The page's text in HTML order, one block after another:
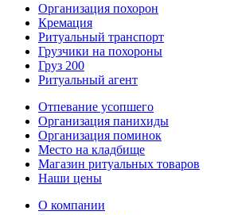
Организация похорон
Кремация
Ритуальный транспорт
Грузчики на похороны
Груз 200
Ритуальный агент
Отпевание усопшего
Организация панихиды
Организация поминок
Место на кладбище
Магазин ритуальных товаров
Наши цены
О компании